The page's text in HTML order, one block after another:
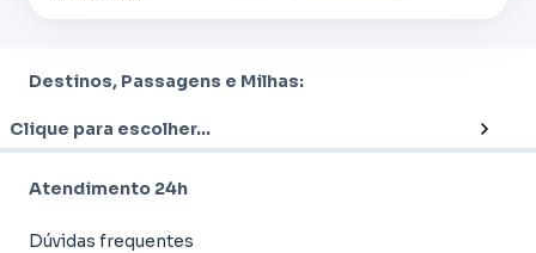
Destinos, Passagens e Milhas:
Clique para escolher...
Atendimento 24h
Dúvidas frequentes